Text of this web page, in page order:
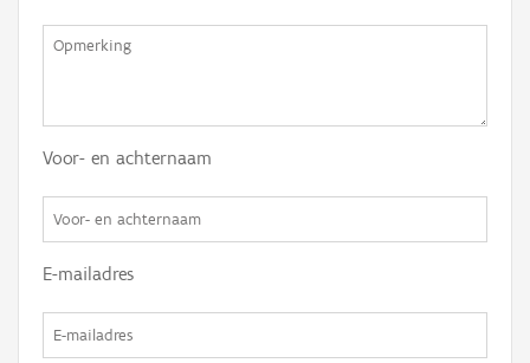
Voor- en achternaam
E-mailadres